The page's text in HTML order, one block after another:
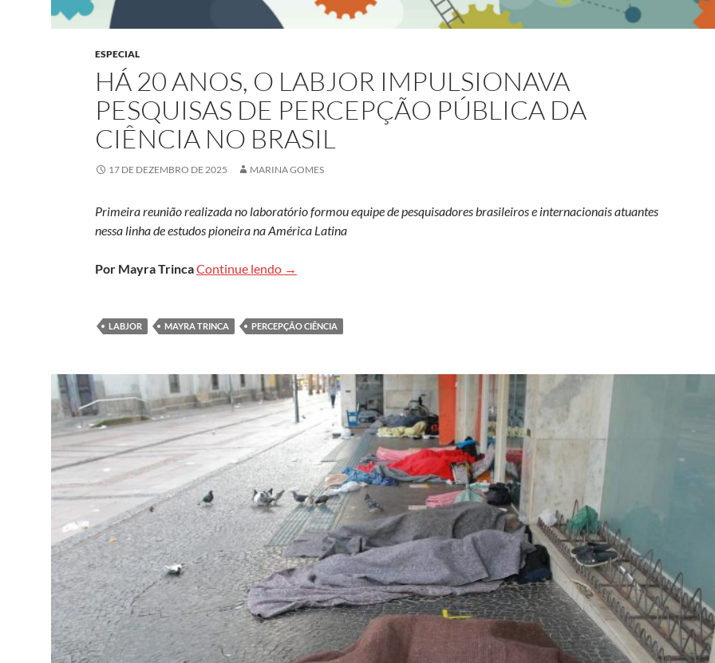
ESPECIAL
HÁ 20 ANOS, O LABJOR IMPULSIONAVA
PESQUISAS DE PERCEPÇÃO PÚBLICA DA
CIÊNCIA NO BRASIL
17 DE DEZEMBRO DE 2025 MARINA GOMES
Primeira reunião realizada no laboratório formou equipe de pesquisadores brasileiros e internacionais atuantes
nessa linha de estudos pioneira na América Latina
Por Mayra TrincaContinue lendo Há 20 anos, o Labjor impulsionava pesquisas de percepção pública da ciência no
→
LABJOR MAYRA TRINCA PERCEPÇÃO CIÊNCIA